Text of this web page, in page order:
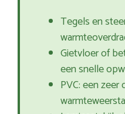
Tegels en
Gietvloer of
een snelle
PVC: een